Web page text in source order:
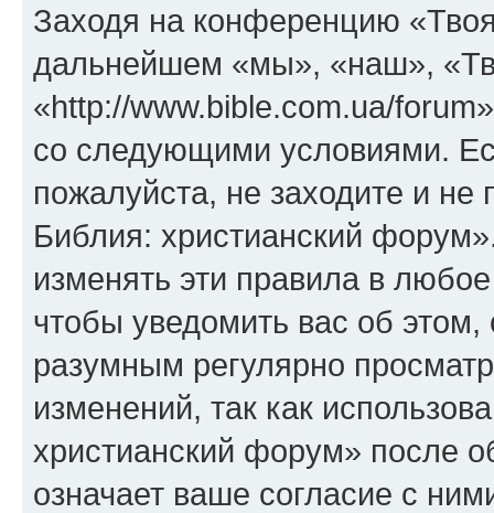
Заходя на конференцию
дальнейшем «мы», «наш»,
«http://www.bible.com.ua/
со следующими условиями.
пожалуйста, не заходите и
Библия: христианский
изменять эти правила в
чтобы уведомить вас об
разумным регулярно
изменений, так как
христианский форум» после
означает ваше согласие с